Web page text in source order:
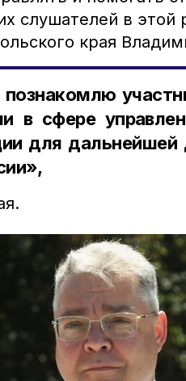
слушателей в этой
края
в сфере
для дальнейшей